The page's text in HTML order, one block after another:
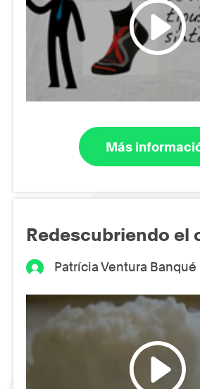
Más
Redescubriendo el
Patrícia Ventura Banqué